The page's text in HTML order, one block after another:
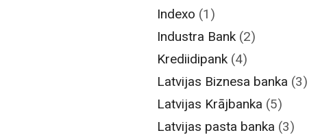
Indexo (1)
Industra Bank (2)
Krediidipank (4)
Latvijas Biznesa banka (3)
Latvijas Krājbanka (5)
Latvijas pasta banka (3)